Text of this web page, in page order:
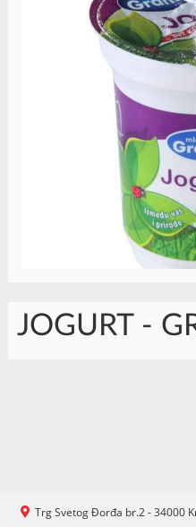
JOGURT -
Trg Svetog Đorđa br.2 - 34000